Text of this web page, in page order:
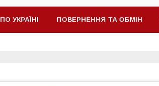
УКРАЇНІ ПОВЕРНЕННЯ ТА ОБМІН